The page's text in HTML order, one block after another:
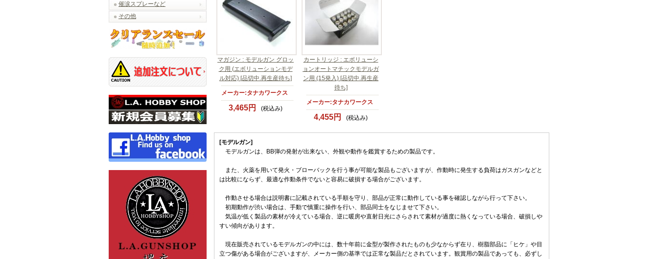
催涙スプレーなど
その他
マガジン : モデルガン グロッ
ク用 (エボリューションモデ
ル対応) [品切中.再生産待ち]
メーカー:タナカワークス
3,465円 (税込み)
カートリッジ : エボリューシ
ョンオートマチックモデルガ
ン用 (15発入) [品切中.再生産
待ち]
メーカー:タナカワークス
4,455円 (税込み)
[モデルガン]
モデルガンは、BB弾の発射が出来ない、外観や動作を鑑賞するための製品です。
また、火薬を用いて発火・ブローバックを行う事が可能な製品もございますが、作動時に発生する負荷はガスガンなどと
は比較にならず、最適な作動条件でないと容易に破損する場合がございます。
作動させる場合は説明書に記載されている手順を守り、部品が正常に動作している事を確認しながら行って下さい。
初期動作が渋い場合は、手動で慎重に操作を行い、部品同士をなじませて下さい。
気温が低く製品の素材が冷えている場合、逆に暖房や直射日光にさらされて素材が過度に熱くなっている場合、破損しや
すい傾向があります。
現在販売されているモデルガンの中には、数十年前に金型が製作されたものも少なからず在り、樹脂部品に「ヒケ」や目
立つ傷がある場合がございますが、メーカー側の基準では正常な製品だとされています。観賞用の製品であっても、必ずし